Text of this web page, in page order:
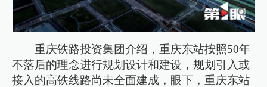
重庆铁路投资集团介绍，重庆东站按照50年
不落后的理念进行规划设计和建设，规划引入或
接入的高铁线路尚未全面建成，眼下，重庆东站